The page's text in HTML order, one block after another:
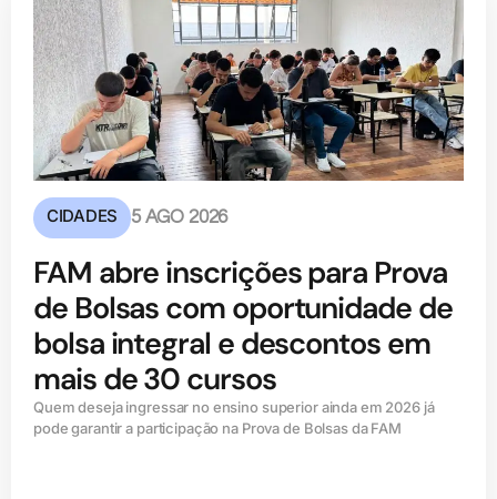
CIDADES 5 AGO 2026
FAM abre inscrições para Prova
de Bolsas com oportunidade de
bolsa integral e descontos em
mais de 30 cursos
Quem deseja ingressar no ensino superior ainda em 2026 já
pode garantir a participação na Prova de Bolsas da FAM